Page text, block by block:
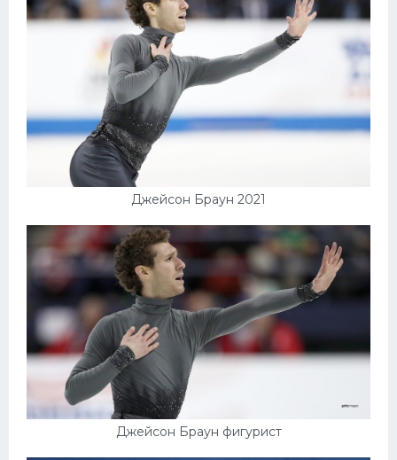
Джейсон Браун 2021
Джейсон Браун фигурист